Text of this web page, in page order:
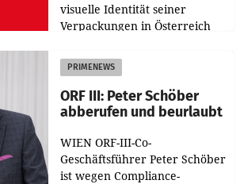
visuelle Identität seiner
Verpackungen in Österreich
Redesigns stehen zentrale
Gestaltungselemente
PRIMENEWS
ORF III: Peter Schöber
abberufen und beurlaubt
WIEN ORF-III-Co-
Geschäftsführer Peter Schöber
ist wegen Compliance-